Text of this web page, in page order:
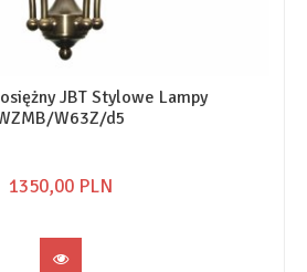
JBT Stylowe Lampy
W63Z/d5
1350,00PLN